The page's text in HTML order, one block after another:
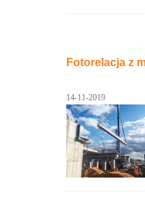
Fotorelacja z
14-11-2019